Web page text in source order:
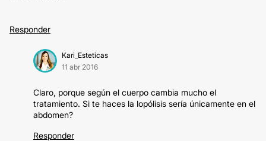
Responder
Kari_Esteticas
11 abr 2016
Claro, porque según el cuerpo cambia mucho el
tratamiento. Si te haces la lopólisis sería únicamente en el
abdomen?
Responder